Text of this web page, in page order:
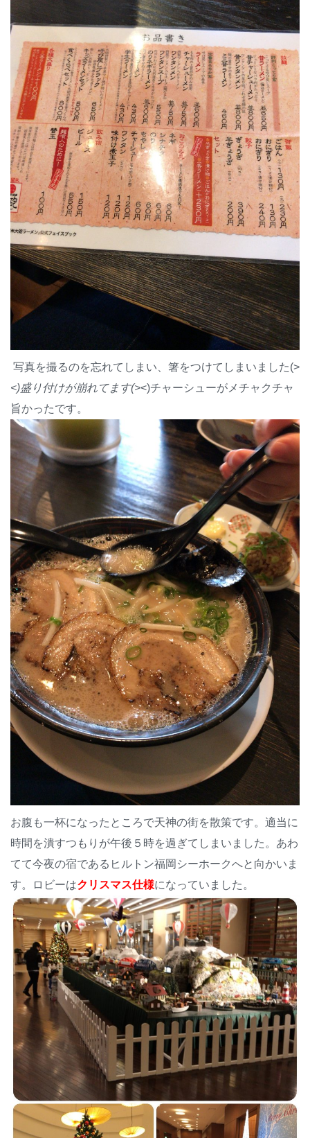
写真を撮るのを忘れてしまい、箸をつけてしまいました(>
<)盛り付けが崩れてます(><)チャーシューがメチャクチャ
旨かったです。
お腹も一杯になったところで天神の街を散策です。適当に
時間を潰すつもりが午後５時を過ぎてしまいました。あわ
てて今夜の宿であるヒルトン福岡シーホークへと向かいま
す。ロビーはクリスマス仕様になっていました。